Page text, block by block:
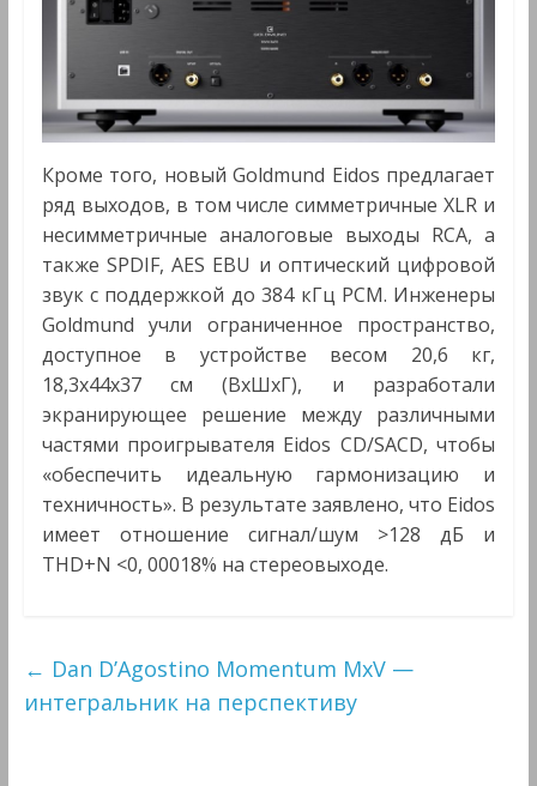
Кроме того, новый Goldmund Eidos предлагает
ряд выходов, в том числе симметричные XLR и
несимметричные аналоговые выходы RCA, а
также SPDIF, AES EBU и оптический цифровой
звук с поддержкой до 384 кГц PCM. Инженеры
Goldmund учли ограниченное пространство,
доступное в устройстве весом 20,6 кг,
18,3x44x37 см (ВxШxГ), и разработали
экранирующее решение между различными
частями проигрывателя Eidos CD/SACD, чтобы
«обеспечить идеальную гармонизацию и
техничность». В результате заявлено, что Eidos
имеет отношение сигнал/шум >128 дБ и
THD+N <0, 00018% на стереовыходе.
← Dan D’Agostino Momentum MxV —
интегральник на перспективу